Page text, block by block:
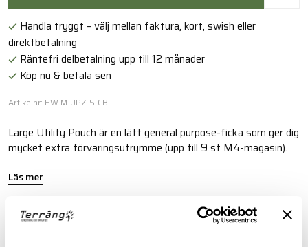
Handla tryggt – välj mellan faktura, kort, swish eller
direktbetalning
Räntefri delbetalning upp till 12 månader
Köp nu & betala sen
Artikelnr: HW-M-UPZ-S-CB
Large Utility Pouch är en lätt general purpose-ficka som ger dig
mycket extra förvaringsutrymme (upp till 9 st M4-magasin).
Läs mer
FINNS I FÖLJANDE FÄRGER